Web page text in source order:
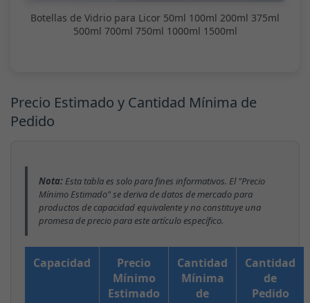
Botellas de Vidrio para Licor 50ml 100ml 200ml 375ml
500ml 700ml 750ml 1000ml 1500ml
Precio Estimado y Cantidad Mínima de
Pedido
Nota:Esta tabla es solo para fines informativos. El "Precio
Mínimo Estimado" se deriva de datos de mercado para
productos de capacidad equivalente y no constituye una
promesa de precio para este artículo específico.
Capacidad
Precio
Mínimo
Estimado
Cantidad
Mínima
de
Cantidad
de
Pedido